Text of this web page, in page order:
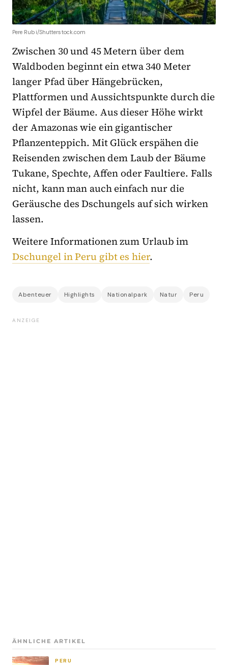
Pere Rubi/Shutterstock.com
Zwischen 30 und 45 Metern über dem
Waldboden beginnt ein etwa 340 Meter
langer Pfad über Hängebrücken,
Plattformen und Aussichtspunkte durch die
Wipfel der Bäume. Aus dieser Höhe wirkt
der Amazonas wie ein gigantischer
Pflanzenteppich. Mit Glück erspähen die
Reisenden zwischen dem Laub der Bäume
Tukane, Spechte, Affen oder Faultiere. Falls
nicht, kann man auch einfach nur die
Geräusche des Dschungels auf sich wirken
lassen.
Weitere Informationen zum Urlaub im
Dschungel in Peru gibt es hier.
Abenteuer Highlights Nationalpark Natur Peru
ANZEIGE
ÄHNLICHE ARTIKEL
PERU